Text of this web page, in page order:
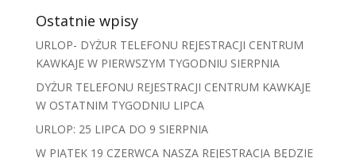
Ostatnie wpisy
URLOP- DYŻUR TELEFONU REJESTRACJI CENTRUM
KAWKAJE W PIERWSZYM TYGODNIU SIERPNIA
DYŻUR TELEFONU REJESTRACJI CENTRUM KAWKAJE
W OSTATNIM TYGODNIU LIPCA
URLOP: 25 LIPCA DO 9 SIERPNIA
W PIĄTEK 19 CZERWCA NASZA REJESTRACJA BĘDZIE